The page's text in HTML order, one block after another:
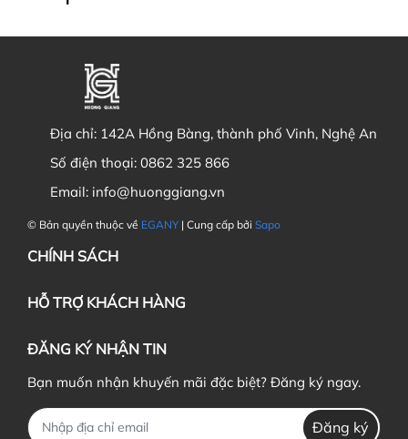
Địa chỉ: 142A Hồng Bàng, thành phố Vinh, Nghệ An
Số điện thoại: 0862 325 866
Email: info@huonggiang.vn
© Bản quyền thuộc về EGANY | Cung cấp bởi Sapo
CHÍNH SÁCH
HỖ TRỢ KHÁCH HÀNG
ĐĂNG KÝ NHẬN TIN
Bạn muốn nhận khuyến mãi đặc biệt? Đăng ký ngay.
Đăng ký